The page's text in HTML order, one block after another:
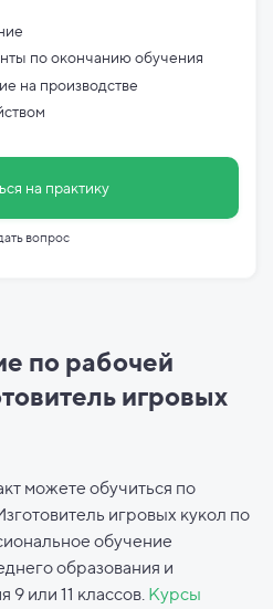
поокончанию обучения
на производстве
на практику
вопрос
по рабочей
игровых
можете обучиться по
игровых кукол по
обучение
образования и
9 или 11 классов. Курсы